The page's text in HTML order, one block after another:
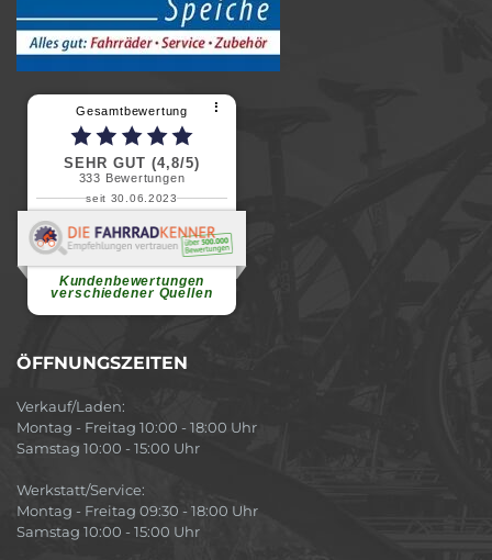
Gesamtbewertung ⠇
SEHR GUT (4,8/5)
333 Bewertungen
seit 30.06.2023
Kundenbewertungen
verschiedener Quellen
Renate H.
Vielen Dank für ein herzliches
ÖFFNUNGSZEITEN
Verkauf/Laden:
Montag - Freitag 10:00 - 18:00 Uhr
Samstag 10:00 - 15:00 Uhr
Werkstatt/Service:
Montag - Freitag 09:30 - 18:00 Uhr
Samstag 10:00 - 15:00 Uhr